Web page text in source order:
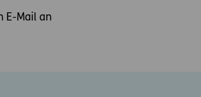
E-Mail an